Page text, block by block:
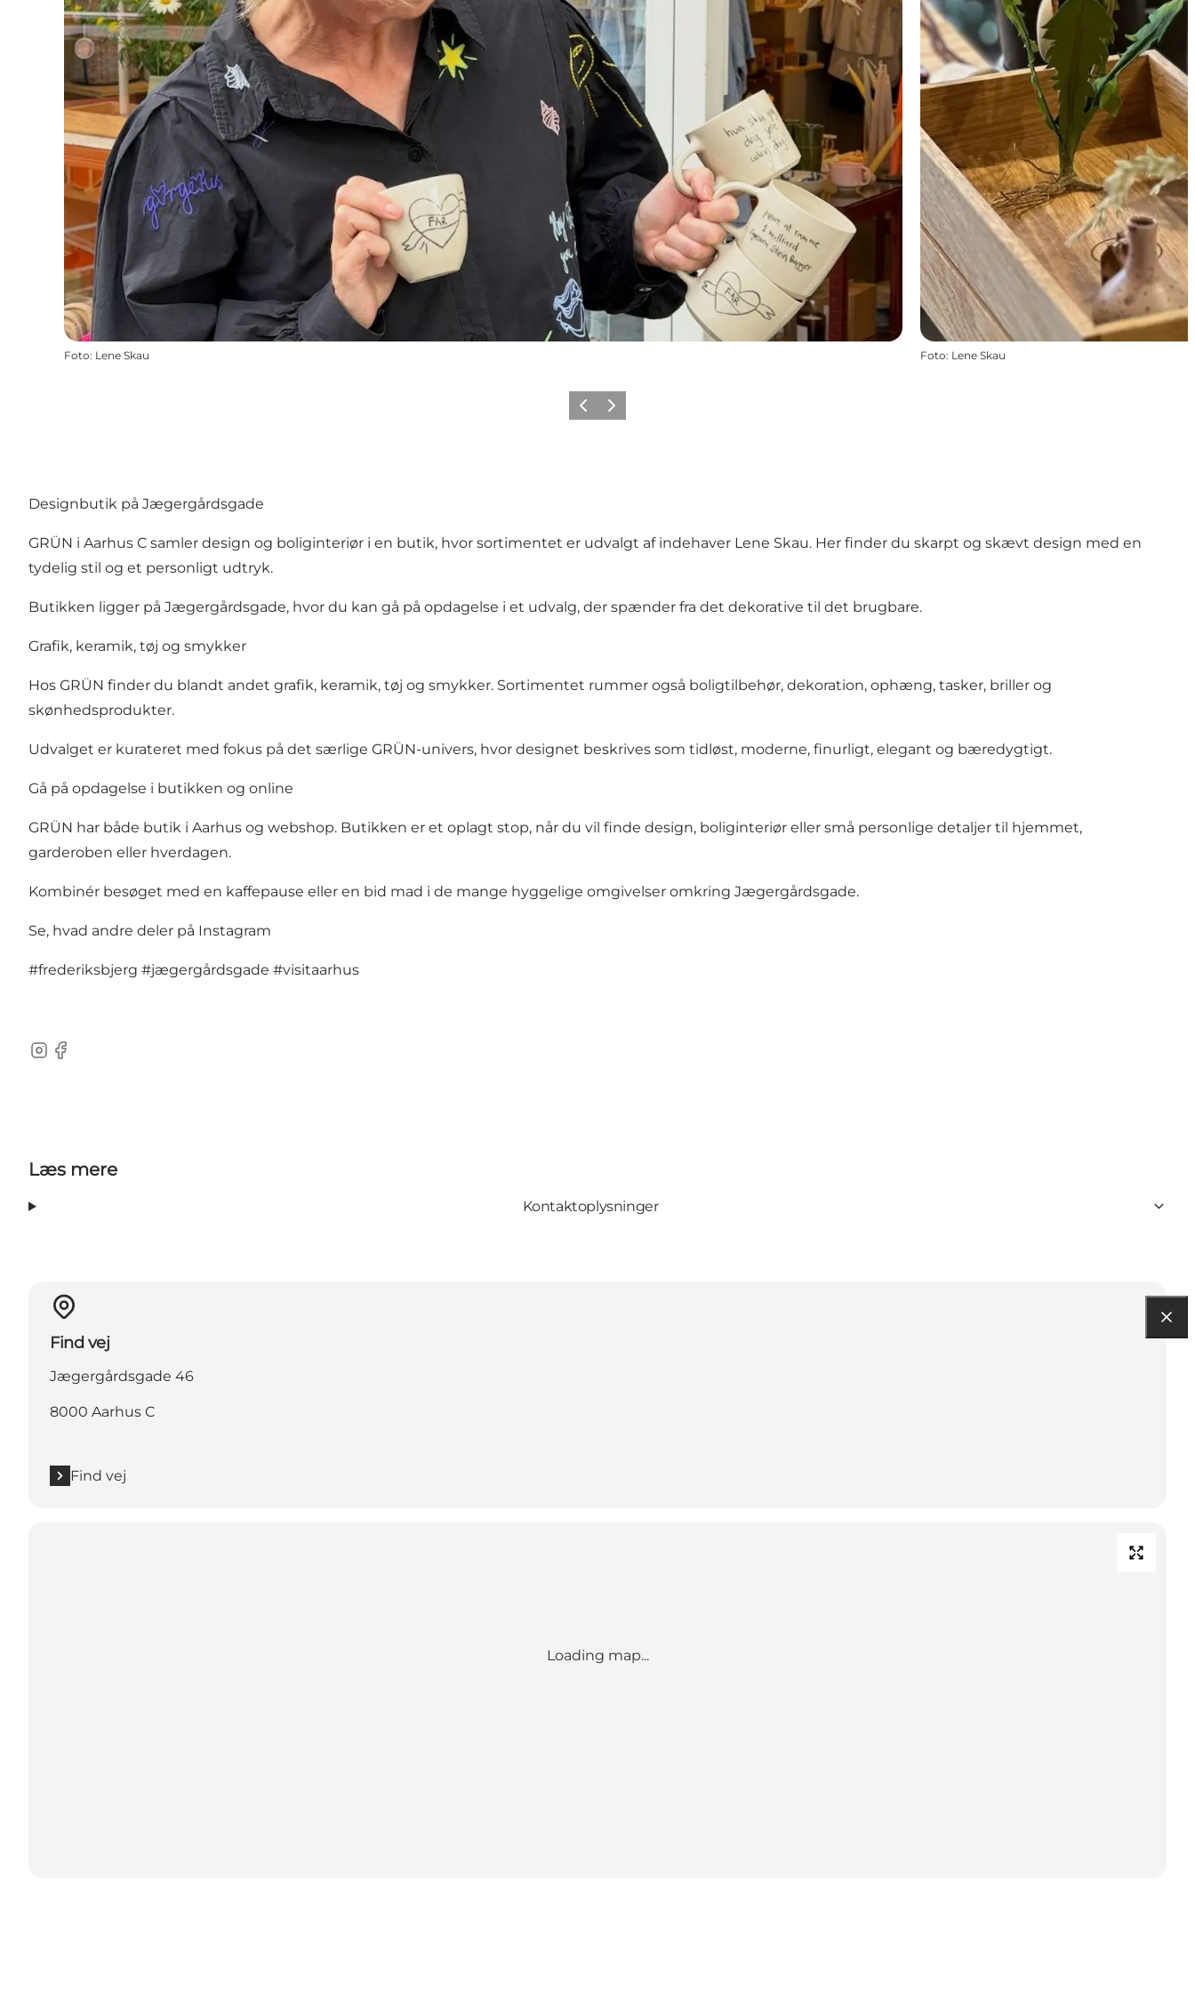
Foto: Lene Skau Foto: Lene Skau
ForrigeNæste
Designbutik på Jægergårdsgade
GRÜN i Aarhus C samler design og boliginteriør i en butik, hvor sortimentet er udvalgt af indehaver Lene Skau. Her finder du skarpt og skævt design med en
tydelig stil og et personligt udtryk.
Butikken ligger på Jægergårdsgade, hvor du kan gå på opdagelse i et udvalg, der spænder fra det dekorative til det brugbare.
Grafik, keramik, tøj og smykker
Hos GRÜN finder du blandt andet grafik, keramik, tøj og smykker. Sortimentet rummer også boligtilbehør, dekoration, ophæng, tasker, briller og
skønhedsprodukter.
Udvalget er kurateret med fokus på det særlige GRÜN-univers, hvor designet beskrives som tidløst, moderne, finurligt, elegant og bæredygtigt.
Gå på opdagelse i butikken og online
GRÜN har både butik i Aarhus og webshop. Butikken er et oplagt stop, når du vil finde design, boliginteriør eller små personlige detaljer til hjemmet,
garderoben eller hverdagen.
Kombinér besøget med en kaffepause eller en bid mad i de mange hyggelige omgivelser omkring Jægergårdsgade.
Se, hvad andre deler på Instagram
#frederiksbjerg #jægergårdsgade #visitaarhus
Instagram
Facebook
Læs mere
Kontaktoplysninger
Find vej
Jægergårdsgade 46
8000 Aarhus C
Find vej
Loading map...